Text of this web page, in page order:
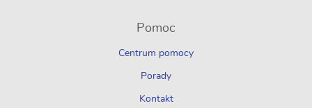
Pomoc
Centrum pomocy
Porady
Kontakt